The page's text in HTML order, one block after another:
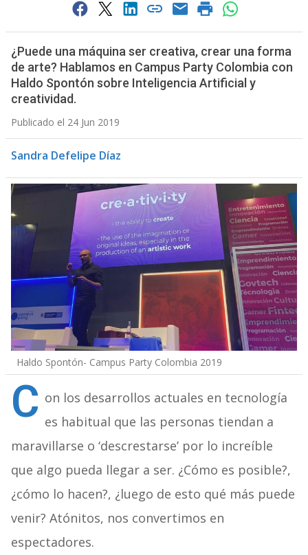
¿Puede una máquina ser creativa, crear una forma
de arte? Hablamos en Campus Party Colombia con
Haldo Spontón sobre Inteligencia Artificial y
creatividad.
Publicado el 24 Jun 2019
Sandra Defelipe Díaz
Haldo Spontón- Campus Party Colombia 2019
C on los desarrollos actuales en tecnología
es habitual que las personas tiendan a
maravillarse o ‘descrestarse’ por lo increíble
que algo pueda llegar a ser. ¿Cómo es posible?,
¿cómo lo hacen?, ¿luego de esto qué más puede
venir? Atónitos, nos convertimos en
espectadores.